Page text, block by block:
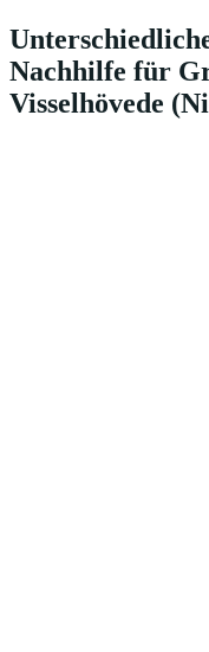
Nachhilfe für
Visselhövede